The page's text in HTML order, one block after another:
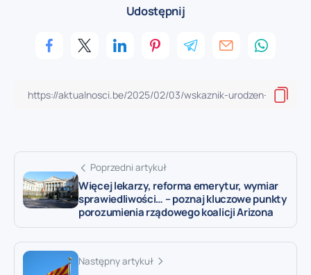
Udostępnij
Poprzedni artykuł
Więcej lekarzy, reforma emerytur, wymiar
sprawiedliwości… – poznaj kluczowe punkty
porozumienia rządowego koalicji Arizona
Następny artykuł